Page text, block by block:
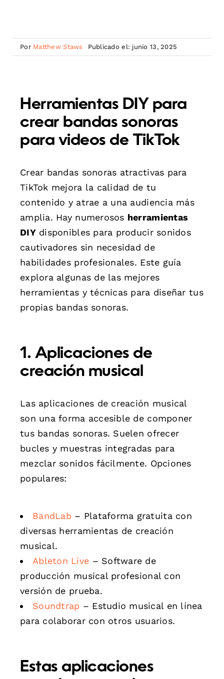
Por Matthew Staws Publicado el: junio 13, 2025
Herramientas DIY para
crear bandas sonoras
para videos de TikTok
Crear bandas sonoras atractivas para
TikTok mejora la calidad de tu
contenido y atrae a una audiencia más
amplia. Hay numerosos herramientas
DIYdisponibles para producir sonidos
cautivadores sin necesidad de
habilidades profesionales. Este guía
explora algunas de las mejores
herramientas y técnicas para diseñar tus
propias bandas sonoras.
1. Aplicaciones de
creación musical
Las aplicaciones de creación musical
son una forma accesible de componer
tus bandas sonoras. Suelen ofrecer
bucles y muestras integradas para
mezclar sonidos fácilmente. Opciones
populares:
BandLab– Plataforma gratuita con
diversas herramientas de creación
musical.
Ableton Live – Software de
producción musical profesional con
versión de prueba.
Soundtrap – Estudio musical en línea
para colaborar con otros usuarios.
Estas aplicaciones